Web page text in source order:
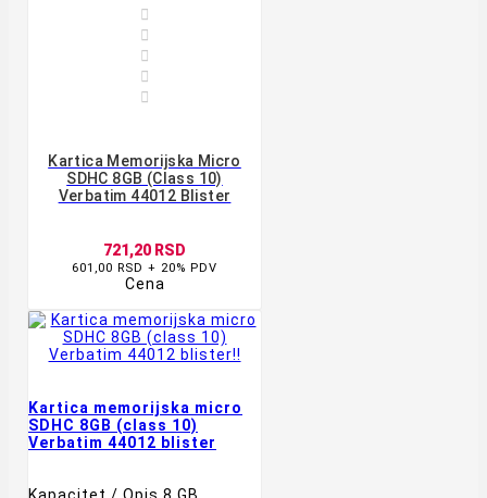





Kartica Memorijska Micro
SDHC 8GB (class 10)
Verbatim 44012 Blister
721,20 RSD
601,00 RSD + 20% PDV
Cena
Kartica memorijska micro
SDHC 8GB (class 10)
Verbatim 44012 blister